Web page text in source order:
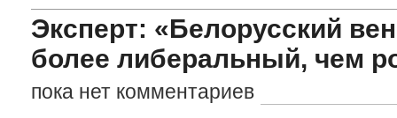
Эксперт: «Белорусский
более либеральный, чем
пока нет комментариев